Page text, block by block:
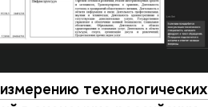
технологических